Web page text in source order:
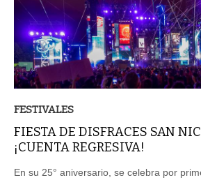
FESTIVALES
FIESTA DE DISFRACES SAN
¡CUENTA REGRESIVA!
En su 25° aniversario, se celebra por